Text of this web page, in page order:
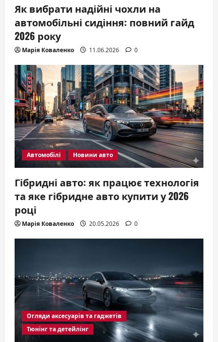
Як вибрати надійні чохли на
автомобільні сидіння: повний гайд
2026 року
Марія Коваленко 11.06.2026 0
Автомобілі Новини авто
Гібридні авто: як працює технологія
та яке гібридне авто купити у 2026
році
Марія Коваленко 20.05.2026 0
Огляди аксесуарів та гаджетів
Тюнінг та детейлінг